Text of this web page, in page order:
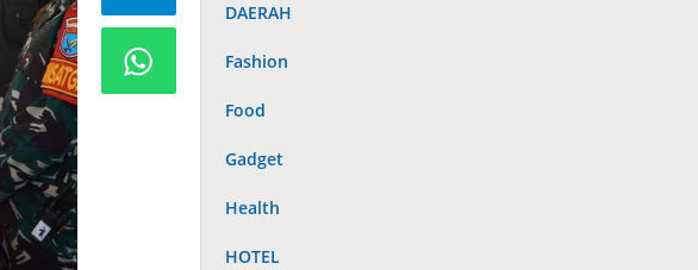
DAERAH
Fashion
Food
Gadget
Health
HOTEL